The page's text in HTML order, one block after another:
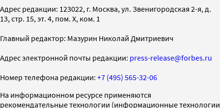
Адрес редакции: 123022, г. Москва, ул. Звенигородская 2-я, д.
13, стр. 15, эт. 4, пом. X, ком. 1
Главный редактор: Мазурин Николай Дмитриевич
Адрес электронной почты редакции: press-release@forbes.ru
Номер телефона редакции: +7 (495) 565-32-06
На информационном ресурсе применяются
рекомендательные технологии (информационные технологии